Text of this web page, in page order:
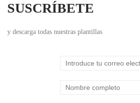
SUSCRÍBETE
y descarga todas nuestras plantillas